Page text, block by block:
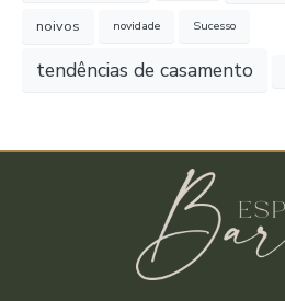
noivos novidade Sucesso
tendências de casamento